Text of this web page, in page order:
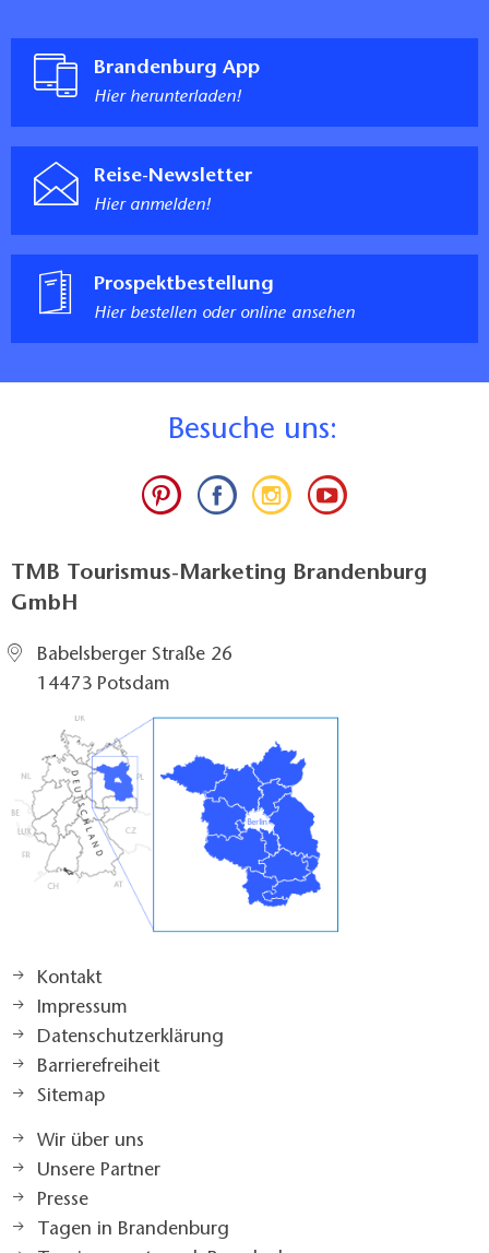
Brandenburg App
Hier herunterladen!
Reise-Newsletter
Hier anmelden!
Prospektbestellung
Hier bestellen oder online ansehen
Besuche uns:
TMB Tourismus-Marketing Brandenburg
GmbH
Babelsberger Straße 26
14473 Potsdam
Kontakt
Impressum
Datenschutzerklärung
Barrierefreiheit
Sitemap
Wir über uns
Unsere Partner
Presse
Tagen in Brandenburg